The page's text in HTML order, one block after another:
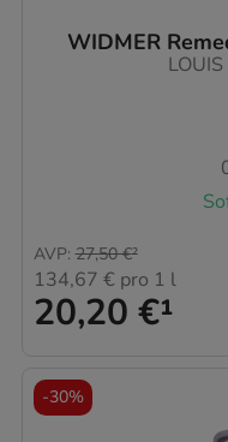
WIDMER
20,20 €¹
AVP: 27,50 €²
134,67 € pro 1 l
-30%